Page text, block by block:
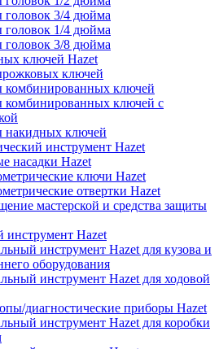
головок 3/4 дюйма
головок 1/4 дюйма
головок 3/8 дюйма
ключей Hazet
ключей
комбинированных ключей
комбинированных ключей с
накидных ключей
инструмент Hazet
насадки Hazet
ключи Hazet
отвертки Hazet
мастерской и средства защиты
Hazet
инструмент Hazet для кузова и
оборудования
инструмент Hazet для ходовой
диагностические приборы Hazet
инструмент Hazet для коробки